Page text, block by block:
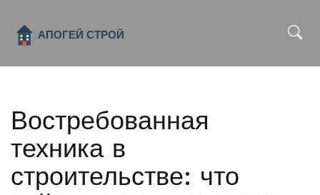
Востребованная
техника в
строительстве: что